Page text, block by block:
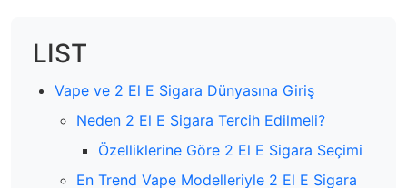
LIST
Vape ve 2 El E Sigara Dünyasına Giriş
Neden 2 El E Sigara Tercih Edilmeli?
Özelliklerine Göre 2 El E Sigara Seçimi
En Trend Vape Modelleriyle 2 El E Sigara